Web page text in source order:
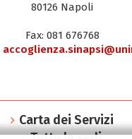
80126 Napoli
Fax: 081 676768
Carta dei Servizi